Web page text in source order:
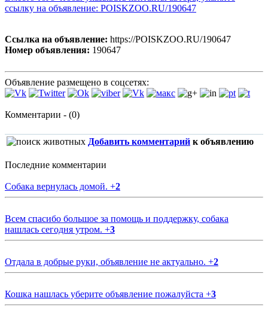
ссылку на объявление: POISKZOO.RU/190647
Ссылка на объявление: https://POISKZOO.RU/190647
Номер объявления: 190647
Объявление размещено в соцсетях:
Комментарии - (0)
Добавить комментарий к объявлению
Последние комментарии
Собака вернулась домой. +2
Всем спасибо большое за помощь и поддержку, собака
нашлась сегодня утром. +3
Отдала в добрые руки, объявление не актуально. +2
Кошка нашлась уберите объявление пожалуйста +3